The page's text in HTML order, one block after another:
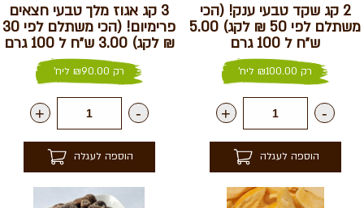
2 קג שקד טבעי ענק! (הכי
משתלם לפי 50 ₪ לקג) 5.00
ש״ח ל 100 גרם
רק ₪100.00 ליח'
-
+
הוספה לעגלה
3 קג אגוז מלך טבעי חצאים
פרימיום! (הכי משתלם לפי 30
₪ לקג) 3.00 ש״ח ל 100 גרם
רק ₪90.00 ליח'
-
+
הוספה לעגלה